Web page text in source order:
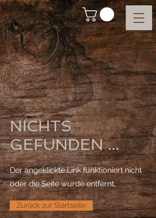
NICHTS
GEFUNDEN ...
Der angeklickte Link funktioniert nicht
oder die Seite wurde entfernt.
Zurück zur Startseite